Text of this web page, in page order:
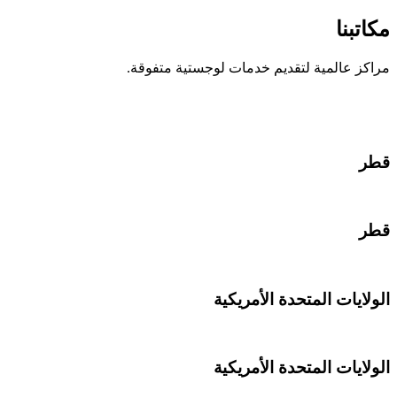
مكاتبنا
مراكز عالمية لتقديم خدمات لوجستية متفوقة.
قطر
قطر
الولايات المتحدة الأمريكية
الولايات المتحدة الأمريكية